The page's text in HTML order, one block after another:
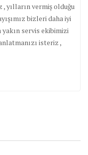
yılların vermiş olduğu
bizleri daha iyi
servis ekibimizi
isteriz ,